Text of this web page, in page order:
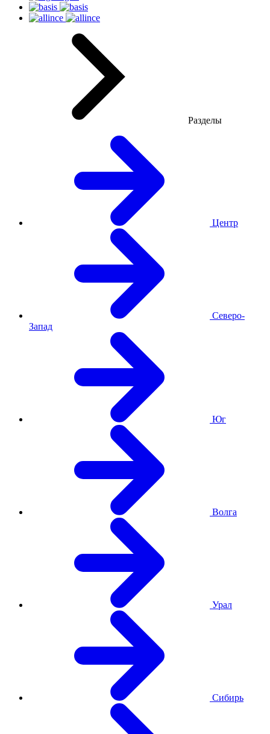
Разделы
Центр
Северо-
Запад
Юг
Волга
Урал
Сибирь